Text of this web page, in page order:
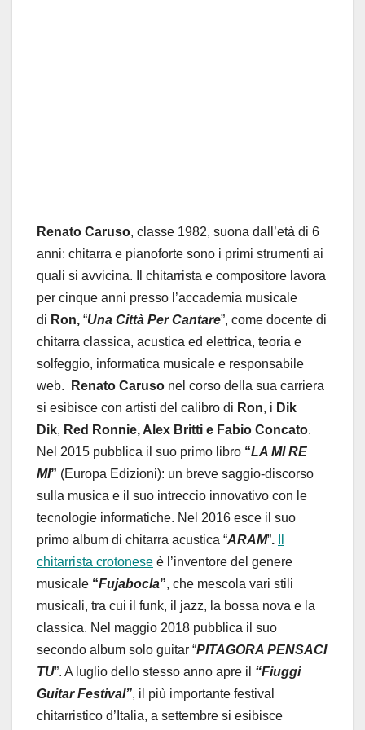
Renato Caruso, classe 1982, suona dall’età di 6
anni: chitarra e pianoforte sono i primi strumenti ai
quali si avvicina. Il chitarrista e compositore lavora
per cinque anni presso l’accademia musicale
di Ron, “Una Città Per Cantare”, come docente di
chitarra classica, acustica ed elettrica, teoria e
solfeggio, informatica musicale e responsabile
web.
Renato Caruso nel corso della sua carriera
si esibisce con artisti del calibro di Ron, i Dik
Dik, Red Ronnie, Alex Britti e Fabio Concato.
Nel 2015 pubblica il suo primo libro “LA MI RE
MI” (Europa Edizioni): un breve saggio-discorso
sulla musica e il suo intreccio innovativo con le
tecnologie informatiche. Nel 2016 esce il suo
primo album di chitarra acustica “ARAM”.
chitarrista crotonese è l’inventore del genere
musicale “Fujabocla”, che mescola vari stili
musicali, tra cui il funk, il jazz, la bossa nova e la
classica. Nel maggio 2018 pubblica il suo
secondo album solo guitar “PITAGORA PENSACI
TU”. A luglio dello stesso anno apre il “Fiuggi
Guitar Festival”, il più importante festival
chitarristico d’Italia, a settembre si esibisce